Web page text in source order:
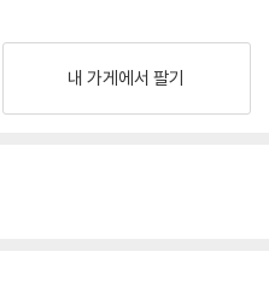
내 가게에서 팔기